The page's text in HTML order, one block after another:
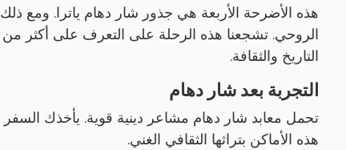
هذه الأضرحة الأربعة هي جذور شار دهام ياترا. ومع
الروحي. تشجعنا هذه الرحلة على التعرف على أكثر من
التاريخ والثقافة.
التجربة بعد شار دهام
تحمل معابد شار دهام مشاعر دينية قوية. يأخذك السفر
هذه الأماكن بتراثها الثقافي الغني.